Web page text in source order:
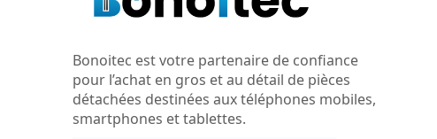
Bonoitec est votre partenaire de confiance
pour l’achat en gros et au détail de pièces
détachées destinées aux téléphones mobiles,
smartphones et tablettes.